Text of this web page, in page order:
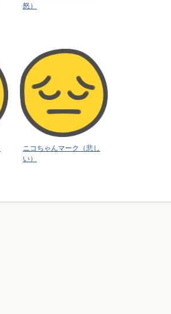
怒）
ニコちゃんマーク（悲し
い）